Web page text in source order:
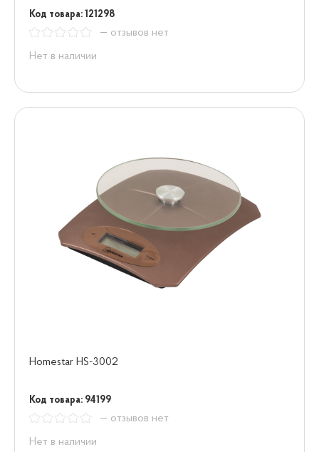
Код товара: 121298
— отзывов нет
Нет в наличии
Homestar HS-3002
Код товара: 94199
— отзывов нет
Нет в наличии